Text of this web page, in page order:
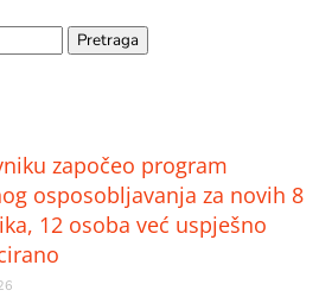
započeo program
osposobljavanja za novih 8
12 osoba već uspješno